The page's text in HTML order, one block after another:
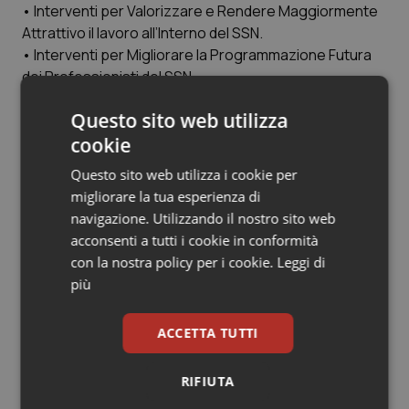
Veneto
Oncoematologia
Psoriasi & pelle
Quotidiano Cardiologia
Quotidiano Chirurgia
Quotidiano Oncologia
Quotidiano Pediatria
Rene & patologie urogenitali
• Interventi per Valorizzare e Rendere Maggiormente
Attrattivo il lavoro all’Interno del SSN.
• Interventi per Migliorare la Programmazione Futura
dei Professionisti del SSN.
Articoli correlati:
Carenza medici. Incarichi di lavoro autonomo,
assunzione specializzandi, medici in corsia fino a
70 anni e accesso al Ssn in sovrannumero per 3
anni agli esclusi dalle scuole. Ecco le 16 proposte
delle Regioni al Governo
26 Settembre 2019
© Riproduzione riservata
Questo sito web utilizza
cookie
Questo sito web utilizza i cookie per
migliorare la tua esperienza di
navigazione. Utilizzando il nostro sito web
acconsenti a tutti i cookie in conformità
con la nostra policy per i cookie. Leggi di
più
ACCETTA TUTTI
RIFIUTA